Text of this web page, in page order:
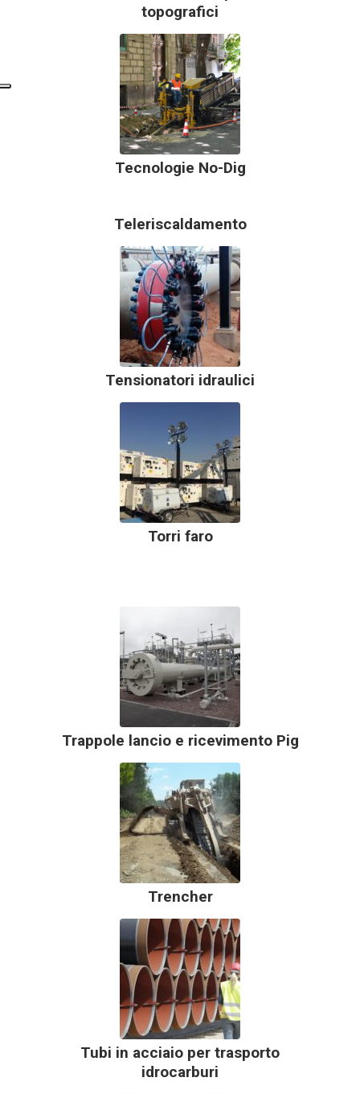
topografici
Tecnologie No-Dig
Teleriscaldamento
Tensionatori idraulici
Torri faro
Trappole lancio e ricevimento Pig
Trencher
Tubi in acciaio per trasporto
idrocarburi